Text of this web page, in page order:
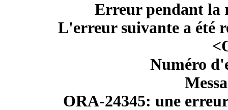
Erreur pendant la
L'erreur suivante a été
Numéro
ORA-24345: une